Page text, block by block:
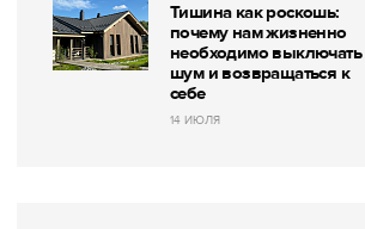
Тишина как роскошь:
почему нам жизненно
необходимо выключать
шум и возвращаться к
себе
14 ИЮЛЯ